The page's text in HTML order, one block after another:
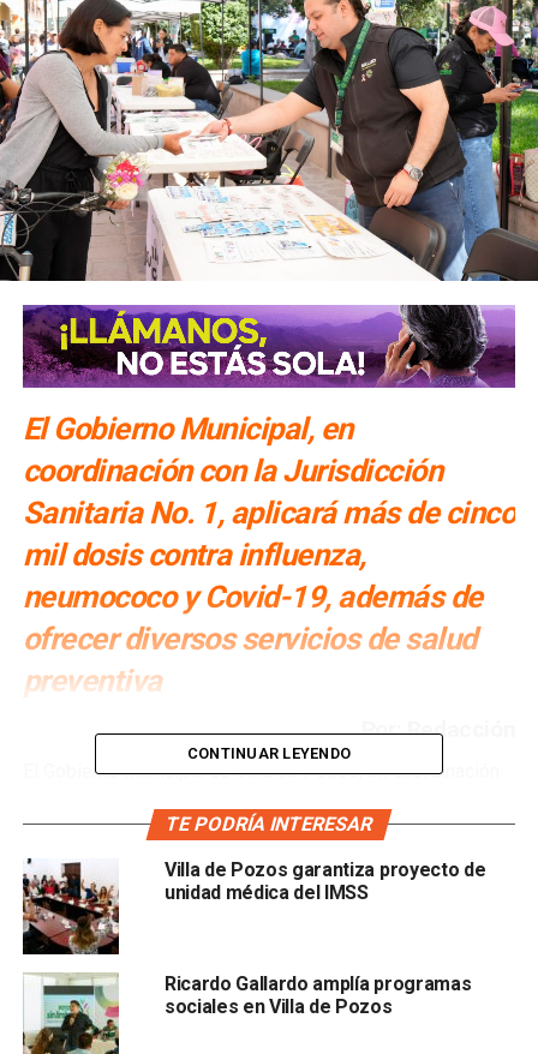
El Gobierno Municipal, en
coordinación con la Jurisdicción
Sanitaria No. 1, aplicará más de cinco
mil dosis contra influenza,
neumococo y Covid-19, además de
ofrecer diversos servicios de salud
preventiva
Por: Redacción
El Gobierno Municipal de Villa de Pozos, en coordinación
Salud de Gobierno del Estado, dio inicio a la Campaña de
Vacunación de Temporada Invernal 2025 en la plaza
principal de la localidad, en donde se distribuirán más de
cinco mil vacunas para proteger a la población contra
influenza, neumococo y Covid-19.
La Presidenta Concejal, Teresa Rivera Acevedo, destacó la
relevancia de este arranque como una acción prioritaria
CONTINUAR LEYENDO
TE PODRÍA INTERESAR
Villa de Pozos garantiza proyecto de
unidad médica del IMSS
Ricardo Gallardo amplía programas
sociales en Villa de Pozos